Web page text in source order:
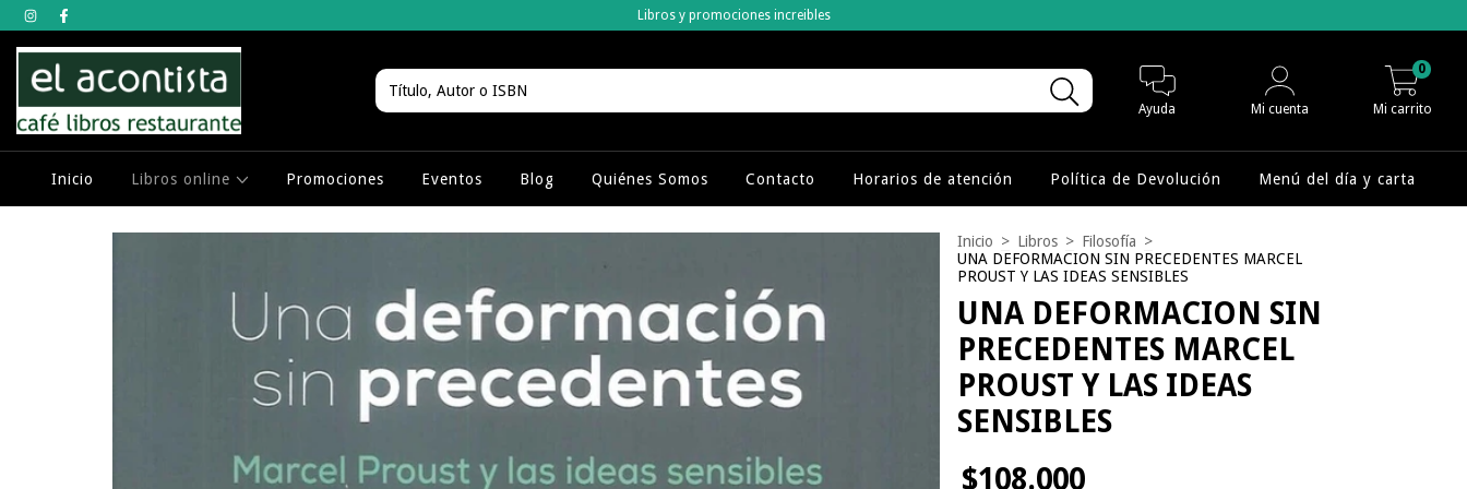
Libros y promociones increibles
Ayuda Mi cuenta Mi carrito
0
Inicio Libros online Promociones Eventos Blog Quiénes Somos Contacto Horarios de atención Política de Devolución Menú del día y carta
Inicio > Libros > Filosofía >
UNA DEFORMACION SIN PRECEDENTES MARCEL
PROUST Y LAS IDEAS SENSIBLES
UNA DEFORMACION SIN
PRECEDENTES MARCEL
PROUST Y LAS IDEAS
SENSIBLES
$108.000